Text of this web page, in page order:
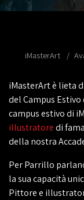
iMasterArt
iMasterArt è lieta
del Campus
campus estivo di
illustratoredi
della nostra
Per Parrillo
la sua capacità
Pittore e